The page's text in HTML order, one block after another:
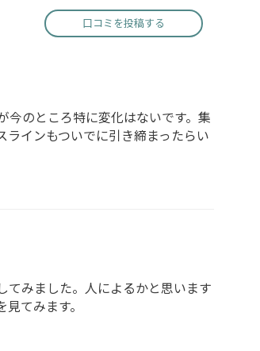
口コミを投稿する
のところ特に変化はないです。集
インもついでに引き締まったらい
てみました。人によるかと思います
てみます。